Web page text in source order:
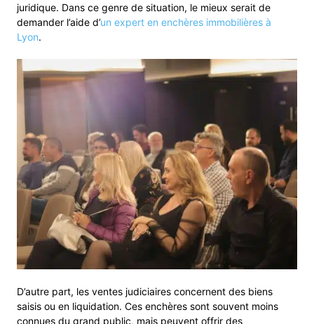
juridique. Dans ce genre de situation, le mieux serait de
demander l’aide d’un expert en enchères immobilières à
Lyon.
D’autre part, les ventes judiciaires concernent des biens
saisis ou en liquidation. Ces enchères sont souvent moins
connues du grand public, mais peuvent offrir des